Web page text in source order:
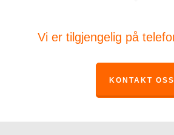
Vi er tilgjengelig på
KONTAKT OSS